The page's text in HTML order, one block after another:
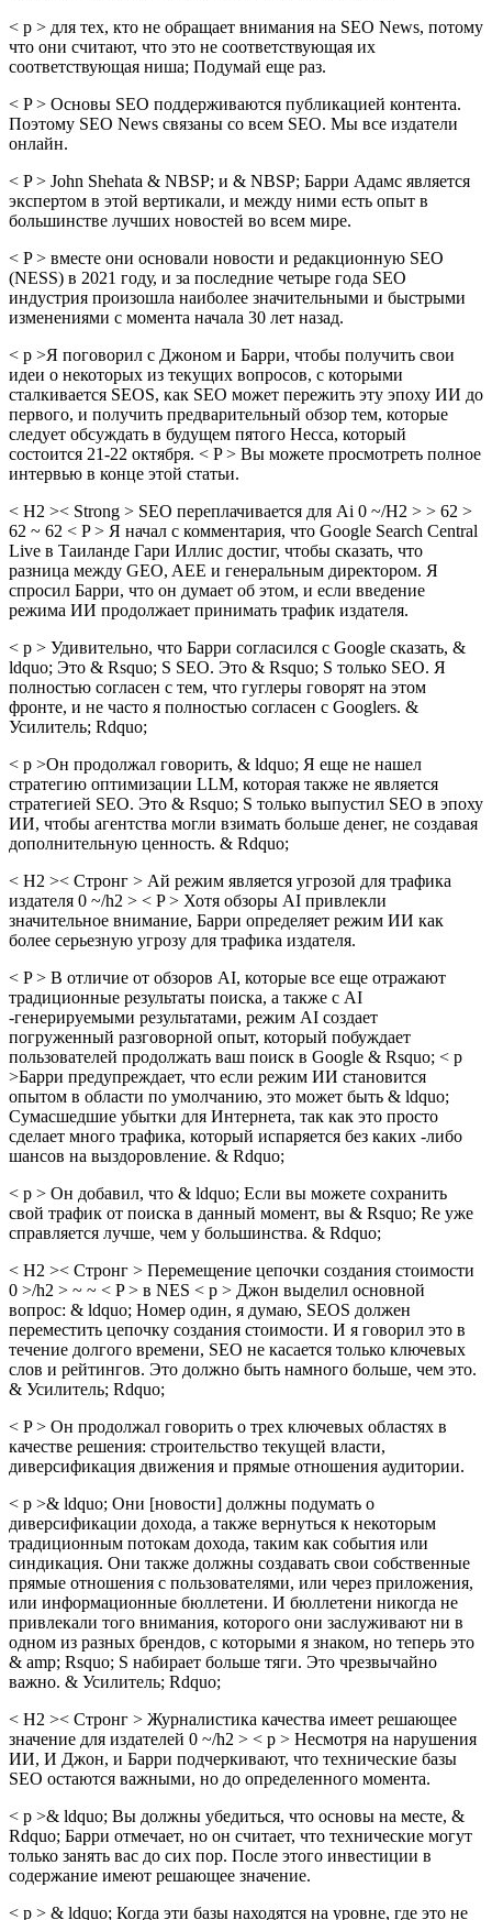
< p > для тех, кто не обращает внимания на SEO News, потому
что они считают, что это не соответствующая их
соответствующая ниша; Подумай еще раз.
< P > Основы SEO поддерживаются публикацией контента.
Поэтому SEO News связаны со всем SEO. Мы все издатели
онлайн.
< P > John Shehata & NBSP; и & NBSP; Барри Адамс является
экспертом в этой вертикали, и между ними есть опыт в
большинстве лучших новостей во всем мире.
< P > вместе они основали новости и редакционную SEO
(NESS) в 2021 году, и за последние четыре года SEO
индустрия произошла наиболее значительными и быстрыми
изменениями с момента начала 30 лет назад.
< p >Я поговорил с Джоном и Барри, чтобы получить свои
идеи о некоторых из текущих вопросов, с которыми
сталкивается SEOS, как SEO может пережить эту эпоху ИИ до
первого, и получить предварительный обзор тем, которые
следует обсуждать в будущем пятого Несса, который
состоится 21-22 октября. < P > Вы можете просмотреть полное
интервью в конце этой статьи.
< H2 >< Strong > SEO переплачивается для Ai 0 ~/H2 > > 62 >
62 ~ 62 < P > Я начал с комментария, что Google Search Central
Live в Таиланде Гари Иллис достиг, чтобы сказать, что
разница между GEO, AEE и генеральным директором. Я
спросил Барри, что он думает об этом, и если введение
режима ИИ продолжает принимать трафик издателя.
< p > Удивительно, что Барри согласился с Google сказать, &
ldquo; Это & Rsquo; S SEO. Это & Rsquo; S только SEO. Я
полностью согласен с тем, что гуглеры говорят на этом
фронте, и не часто я полностью согласен с Googlers. &
Усилитель; Rdquo;
< p >Он продолжал говорить, & ldquo; Я еще не нашел
стратегию оптимизации LLM, которая также не является
стратегией SEO. Это & Rsquo; S только выпустил SEO в эпоху
ИИ, чтобы агентства могли взимать больше денег, не создавая
дополнительную ценность. & Rdquo;
< H2 >< Стронг > Ай режим является угрозой для трафика
издателя 0 ~/h2 > < P > Хотя обзоры AI привлекли
значительное внимание, Барри определяет режим ИИ как
более серьезную угрозу для трафика издателя.
< P > В отличие от обзоров AI, которые все еще отражают
традиционные результаты поиска, а также с AI
-генерируемыми результатами, режим AI создает
погруженный разговорной опыт, который побуждает
пользователей продолжать ваш поиск в Google & Rsquo; < p
>Барри предупреждает, что если режим ИИ становится
опытом в области по умолчанию, это может быть & ldquo;
Сумасшедшие убытки для Интернета, так как это просто
сделает много трафика, который испаряется без каких -либо
шансов на выздоровление. & Rdquo;
< p > Он добавил, что & ldquo; Если вы можете сохранить
свой трафик от поиска в данный момент, вы & Rsquo; Re уже
справляется лучше, чем у большинства. & Rdquo;
< H2 >< Стронг > Перемещение цепочки создания стоимости
0 >/h2 > ~ ~ < P > в NES < p > Джон выделил основной
вопрос: & ldquo; Номер один, я думаю, SEOS должен
переместить цепочку создания стоимости. И я говорил это в
течение долгого времени, SEO не касается только ключевых
слов и рейтингов. Это должно быть намного больше, чем это.
& Усилитель; Rdquo;
< P > Он продолжал говорить о трех ключевых областях в
качестве решения: строительство текущей власти,
диверсификация движения и прямые отношения аудитории.
< p >& ldquo; Они [новости] должны подумать о
диверсификации дохода, а также вернуться к некоторым
традиционным потокам дохода, таким как события или
синдикация. Они также должны создавать свои собственные
прямые отношения с пользователями, или через приложения,
или информационные бюллетени. И бюллетени никогда не
привлекали того внимания, которого они заслуживают ни в
одном из разных брендов, с которыми я знаком, но теперь это
& ​​amp; Rsquo; S набирает больше тяги. Это чрезвычайно
важно. & Усилитель; Rdquo;
< H2 >< Стронг > Журналистика качества имеет решающее
значение для издателей 0 ~/h2 > < p > Несмотря на нарушения
ИИ, И Джон, и Барри подчеркивают, что технические базы
SEO остаются важными, но до определенного момента.
< p >& ldquo; Вы должны убедиться, что основы на месте, &
Rdquo; Барри отмечает, но он считает, что технические могут
только занять вас до сих пор. После этого инвестиции в
содержание имеют решающее значение.
< p > & ldquo; Когда эти базы находятся на уровне, где это не